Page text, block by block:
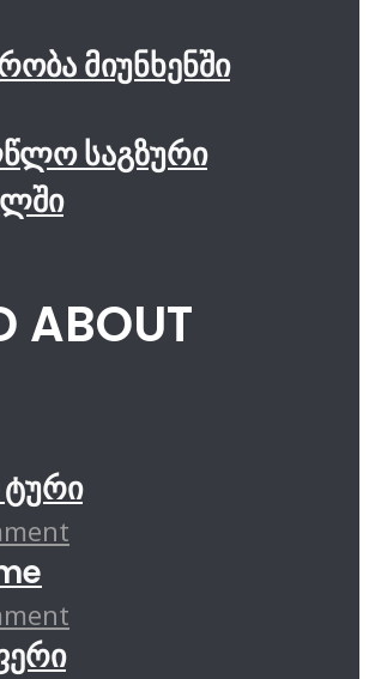
მიუნხენში
საგზური
ABOUT